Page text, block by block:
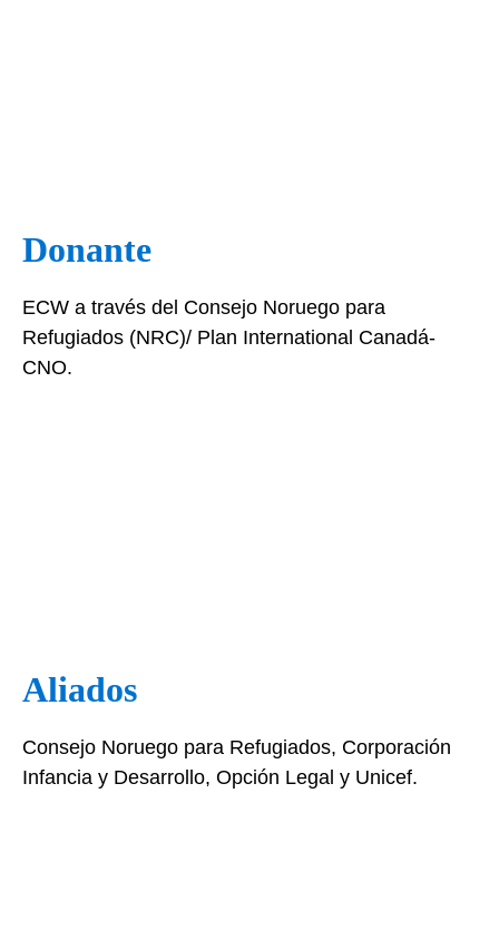
Donante
ECW a través del Consejo Noruego para
Refugiados (NRC)/ Plan International Canadá-
CNO.
Aliados
Consejo Noruego para Refugiados, Corporación
Infancia y Desarrollo, Opción Legal y Unicef.